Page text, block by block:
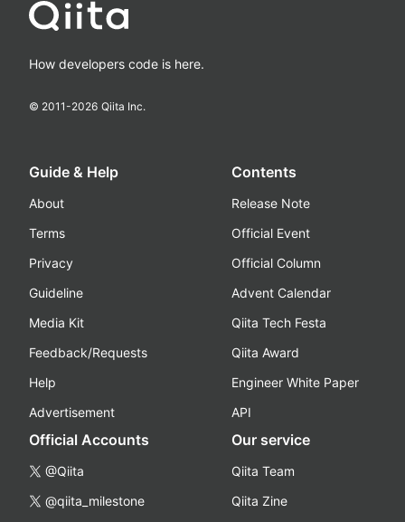
How developers code is here.
© 2011-2026 Qiita Inc.
Guide & Help
About
Terms
Privacy
Guideline
Media Kit
Feedback/Requests
Help
Advertisement
Contents
Release Note
Official Event
Official Column
Advent Calendar
Qiita Tech Festa
Qiita Award
Engineer White Paper
API
Official Accounts
@Qiita
@qiita_milestone
Our service
Qiita Team
Qiita Zine